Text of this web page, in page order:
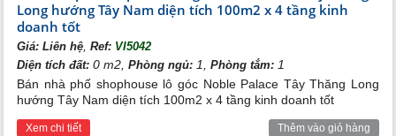
Long hướng Tây Nam diện tích 100m2 x 4 tầng kinh
doanh tốt
Giá:Liên hệ ,Ref: VI5042
Diện tích đất: 0 m2,Phòng ngủ: 1,Phòng tắm: 1
Bán nhà phố shophouse lô góc Noble Palace Tây Thăng Long
hướng Tây Nam diện tích 100m2 x 4 tầng kinh doanh tốt
Xem chi tiết Thêm vào giỏ hàng